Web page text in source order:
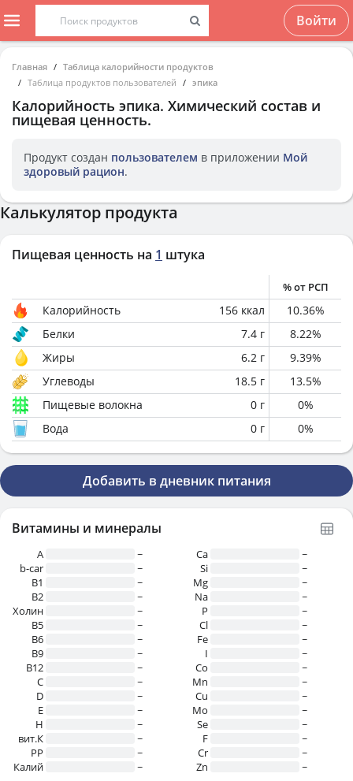
Войти
Главная
Таблица калорийности продуктов
Таблица продуктов пользователей
эпика
Калорийность эпика. Химический состав и
пищевая ценность.
Продукт создан пользователем в приложении Мой
здоровый рацион.
Калькулятор продукта
Пищевая ценность на 1 штука
% от РСП
Калорийность 156 ккал 10.36%
Белки
7.4 г 8.22%
Жиры
6.2 г 9.39%
Углеводы
18.5 г 13.5%
Пищевые волокна
0 г 0%
Вода
0 г 0%
Добавить в дневник питания
Витамины и минералы
A
~
b-car
~
В1
~
B2
~
Холин
~
B5
~
B6
~
B9
~
B12
~
C
~
D
~
E
~
H
~
вит.К
~
PP
~
Калий
~
Ca
~
Si
~
Mg
~
Na
~
P
~
Cl
~
Fe
~
I
~
Co
~
Mn
~
Cu
~
Mo
~
Se
~
F
~
Cr
~
Zn
~